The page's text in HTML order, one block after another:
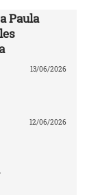
Paula
13/06/2026
12/06/2026